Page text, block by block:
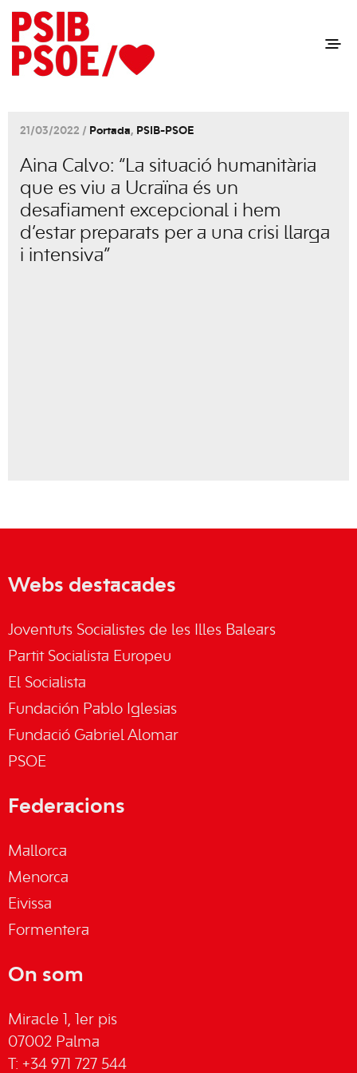
21/03/2022 / Portada, PSIB-PSOE
Aina Calvo: “La situació humanitària
que es viu a Ucraïna és un
desafiament excepcional i hem
d’estar preparats per a una crisi llarga
i intensiva”
Webs destacades
Joventuts Socialistes de les Illes Balears
Partit Socialista Europeu
El Socialista
Fundación Pablo Iglesias
Fundació Gabriel Alomar
PSOE
Federacions
Mallorca
Menorca
Eivissa
Formentera
On som
Miracle 1, 1er pis
07002 Palma
T: +34 971 727 544